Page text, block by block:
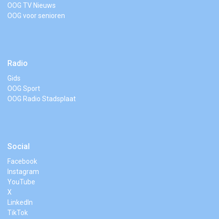
OOG TV Nieuws
OOG voor senioren
Radio
Gids
OOG Sport
OOG Radio Stadsplaat
Social
Facebook
Instagram
YouTube
X
LinkedIn
TikTok